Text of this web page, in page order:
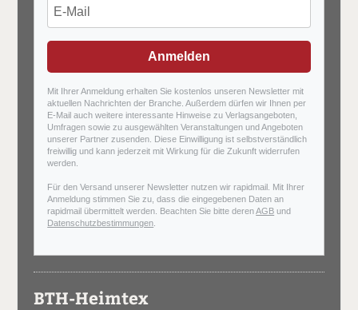
Anmelden
Mit Ihrer Anmeldung erhalten Sie kostenlos unseren Newsletter mit
aktuellen Nachrichten der Branche. Außerdem dürfen wir Ihnen per
E-Mail auch weitere interessante Hinweise zu Verlagsangeboten,
Umfragen sowie zu ausgewählten Veranstaltungen und Angeboten
unserer Partner zusenden. Diese Einwilligung ist selbstverständlich
freiwillig und kann jederzeit mit Wirkung für die Zukunft widerrufen
werden.
Für den Versand unserer Newsletter nutzen wir rapidmail. Mit Ihrer
Anmeldung stimmen Sie zu, dass die eingegebenen Daten an
rapidmail übermittelt werden. Beachten Sie bitte derenAGB und
Datenschutzbestimmungen
BTH-Heimtex